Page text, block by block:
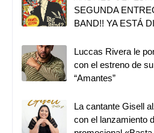
SEGUNDA
BAND!! YA ESTÁ
Luccas Rivera le
con el estreno de
“Amantes”
La cantante Gisell
con el lanzamiento